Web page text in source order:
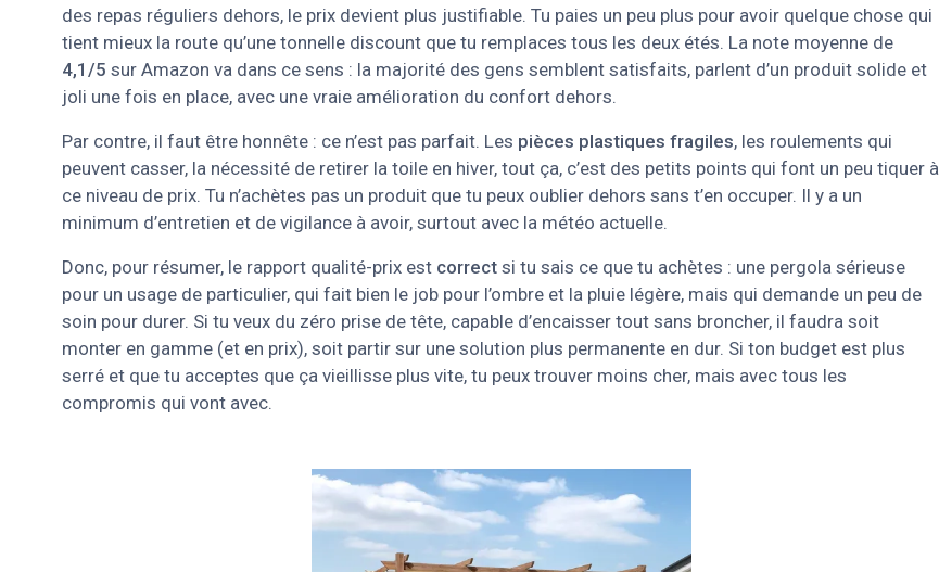
des repas réguliers dehors, le prix devient plus justifiable. Tu paies un peu plus pour avoir quelque chose qui
tient mieux la route qu’une tonnelle discount que tu remplaces tous les deux étés. La note moyenne de
4,1/5 sur Amazon va dans ce sens : la majorité des gens semblent satisfaits, parlent d’un produit solide et
joli une fois en place, avec une vraie amélioration du confort dehors.
Par contre, il faut être honnête : ce n’est pas parfait. Les pièces plastiques fragiles, les roulements qui
peuvent casser, la nécessité de retirer la toile en hiver, tout ça, c’est des petits points qui font un peu tiquer à
ce niveau de prix. Tu n’achètes pas un produit que tu peux oublier dehors sans t’en occuper. Il y a un
minimum d’entretien et de vigilance à avoir, surtout avec la météo actuelle.
Donc, pour résumer, le rapport qualité-prix est correct si tu sais ce que tu achètes : une pergola sérieuse
pour un usage de particulier, qui fait bien le job pour l’ombre et la pluie légère, mais qui demande un peu de
soin pour durer. Si tu veux du zéro prise de tête, capable d’encaisser tout sans broncher, il faudra soit
monter en gamme (et en prix), soit partir sur une solution plus permanente en dur. Si ton budget est plus
serré et que tu acceptes que ça vieillisse plus vite, tu peux trouver moins cher, mais avec tous les
compromis qui vont avec.